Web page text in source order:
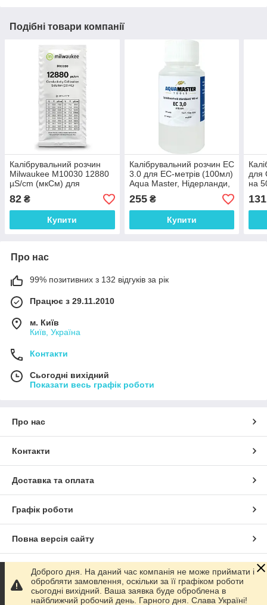
Подібні товари компанії
Калібрувальний розчин
Milwaukee M10030 12880
µS/cm (мкСм) для
кондуктометра, 20мл,
Угорщина
82 ₴
Купити
Калібрувальний розчин EC
3.0 для ЕС-метрів (100мл)
Aqua Master, Нідерланди,
1100
255₴
Купити
для
на
131
Про нас
99% позитивних з 132 відгуків за рік
Працює з 29.11.2010
м. Київ
Київ, Україна
Контакти
Сьогодні вихідний
Показати весь графік роботи
Про нас
Контакти
Доставка та оплата
Графік роботи
Повна версія сайту
Сайт створено на маркетплейсіProm.ua
Політика конфіденційності
Доброго дня. На даний час компанія не може приймати і
обробляти замовлення, оскільки за її графіком роботи
сьогодні вихідний. Ваша заявка буде оброблена в
найближчий робочий день. Гарного дня. Слава Україні!